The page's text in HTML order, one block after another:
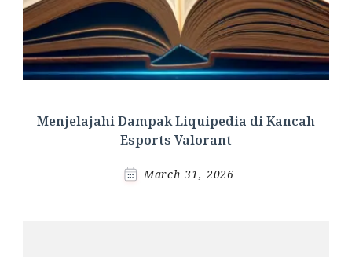
Menjelajahi Dampak Liquipedia di Kancah
Esports Valorant
March 31, 2026